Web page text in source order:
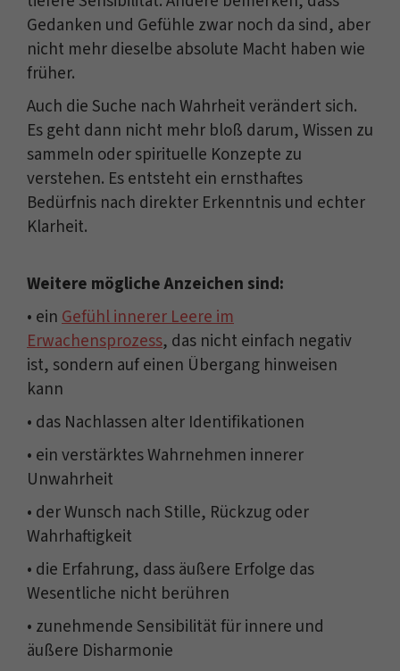
Gedanken und Gefühle zwar noch da sind, aber
nicht mehr dieselbe absolute Macht haben wie
früher.
Auch die Suche nach Wahrheit verändert sich.
Es geht dann nicht mehr bloß darum, Wissen zu
sammeln oder spirituelle Konzepte zu
verstehen. Es entsteht ein ernsthaftes
Bedürfnis nach direkter Erkenntnis und echter
Klarheit.
Weitere mögliche Anzeichen sind:
• einGefühl innerer Leere im
Erwachensprozess, das nicht einfach negativ
ist, sondern auf einen Übergang hinweisen
kann
• das Nachlassen alter Identifikationen
• ein verstärktes Wahrnehmen innerer
Unwahrheit
• der Wunsch nach Stille, Rückzug oder
Wahrhaftigkeit
• die Erfahrung, dass äußere Erfolge das
Wesentliche nicht berühren
• zunehmende Sensibilität für innere und
äußere Disharmonie